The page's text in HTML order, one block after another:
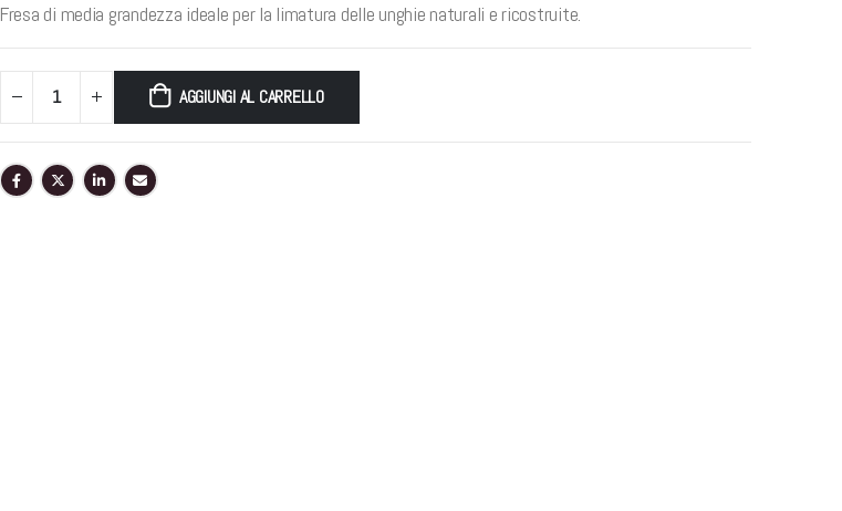
Fresa di media grandezza ideale per la limatura delle unghie naturali e ricostruite.
AGGIUNGI AL CARRELLO